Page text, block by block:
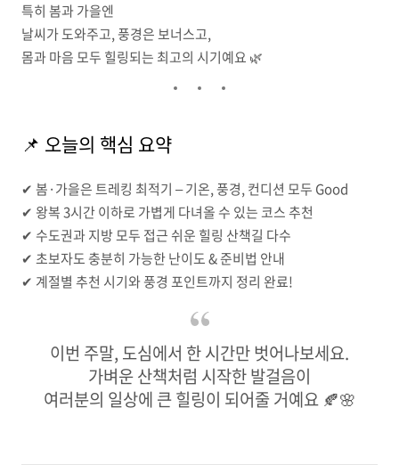
특히 봄과 가을엔
날씨가 도와주고, 풍경은 보너스고,
몸과 마음 모두 힐링되는 최고의 시기예요 🌿
📌 오늘의 핵심 요약
✔ 봄·가을은 트레킹 최적기 – 기온, 풍경, 컨디션 모두 Good
✔ 왕복 3시간 이하로 가볍게 다녀올 수 있는 코스 추천
✔ 수도권과 지방 모두 접근 쉬운 힐링 산책길 다수
✔ 초보자도 충분히 가능한 난이도 & 준비법 안내
✔ 계절별 추천 시기와 풍경 포인트까지 정리 완료!
이번 주말, 도심에서 한 시간만 벗어나보세요.
가벼운 산책처럼 시작한 발걸음이
여러분의 일상에 큰 힐링이 되어줄 거예요 🍂🌸